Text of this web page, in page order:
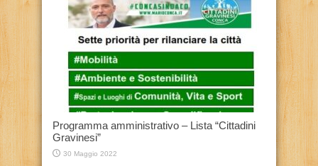
Programma amministrativo – Lista “Cittadini
Gravinesi”
30 Maggio 2022